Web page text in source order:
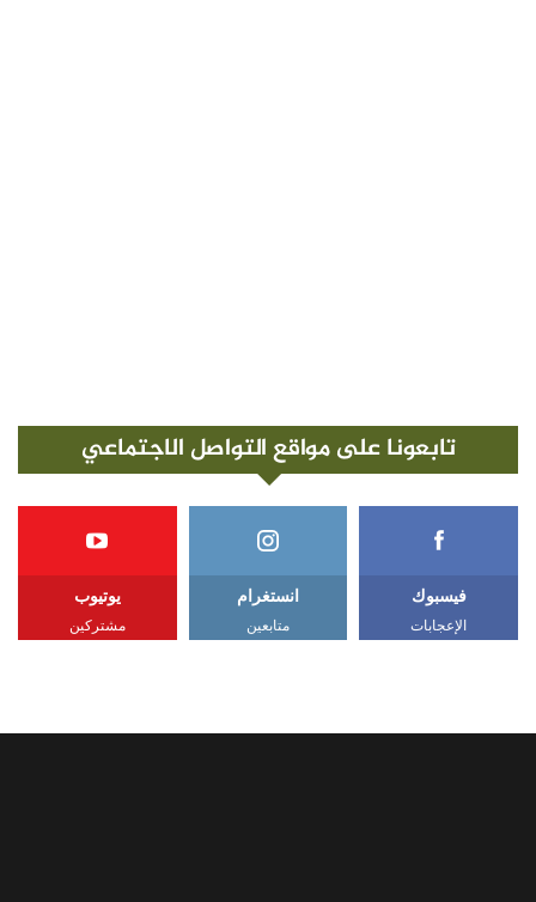
تابعونا على مواقع التواصل الاجتماعي
فيسبوك
الإعجابات
انستغرام
متابعين
يوتيوب
مشتركين